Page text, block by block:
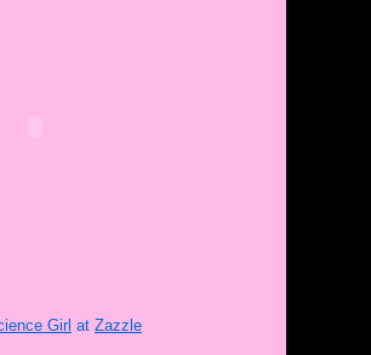
Girl at Zazzle